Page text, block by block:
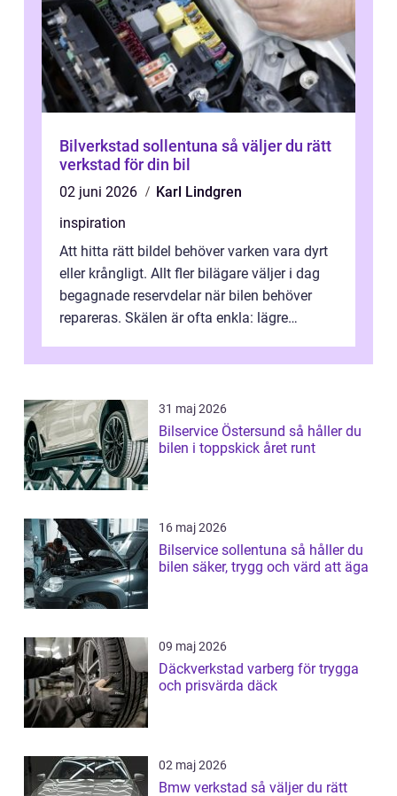
Bilverkstad sollentuna så väljer du rätt
verkstad för din bil
02 juni 2026
Karl Lindgren
inspiration
Att hitta rätt bildel behöver varken vara dyrt
eller krångligt. Allt fler bilägare väljer i dag
begagnade reservdelar när bilen behöver
repareras. Skälen är ofta enkla: lägre
31 maj 2026
Bilservice Östersund så håller du
bilen i toppskick året runt
16 maj 2026
Bilservice sollentuna så håller du
bilen säker, trygg och värd att äga
09 maj 2026
Däckverkstad varberg för trygga
och prisvärda däck
02 maj 2026
Bmw verkstad så väljer du rätt